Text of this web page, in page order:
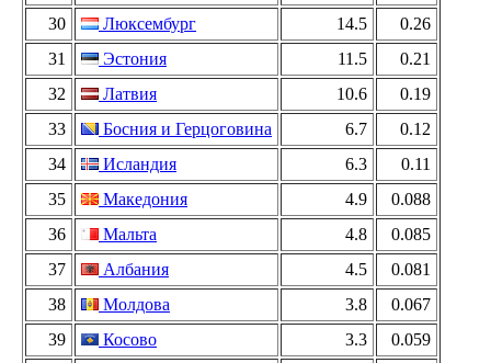
30
Люксембург 14.5
0.26
31
Эстония 11.5
0.21
32
Латвия 10.6
0.19
33
Босния и Герцоговина 6.7
0.12
34
Исландия 6.3
0.11
35
Македония 4.9
0.088
36
Мальта 4.8
0.085
37
Албания 4.5
0.081
38
Молдова 3.8
0.067
39
Косово 3.3
0.059